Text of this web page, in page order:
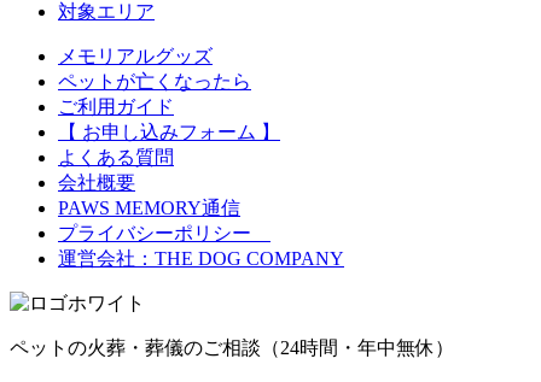
対象エリア
メモリアルグッズ
ペットが亡くなったら
ご利用ガイド
【 お申し込みフォーム 】
よくある質問
会社概要
PAWS MEMORY通信
プライバシーポリシー
運営会社：THE DOG COMPANY
ペットの火葬・葬儀のご相談（24時間・年中無休）